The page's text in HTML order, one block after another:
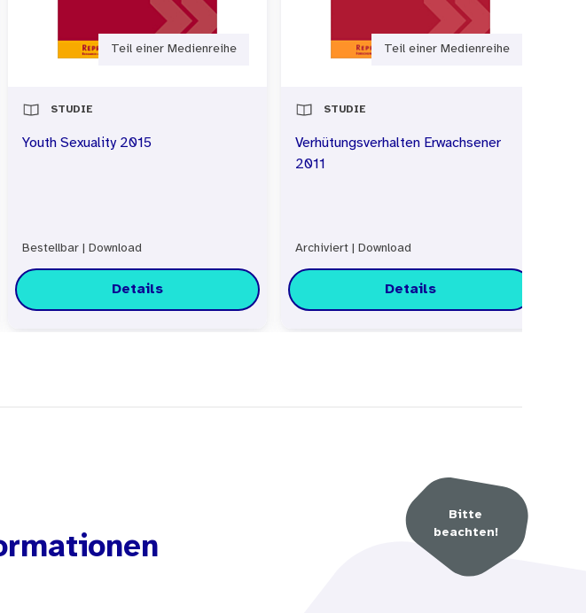
Der vorliegende Bericht dokumentiert einige
Teil einer Medienreihe
STUDIE
Youth Sexuality 2015
Bestellbar Download
Details
Teil einer Medienreihe
STUDIE
Verhütungsverhalten Erwachsener
2011
Archiviert Download
Details
Bitte
beachten!